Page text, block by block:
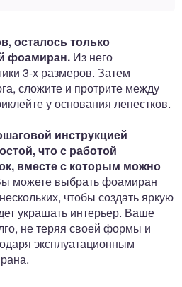
осталось только
фоамиран. Из него
3-х размеров. Затем
сложите и протрите между
у основания лепестков.
инструкцией
что с работой
вместе с которым можно
можете выбрать фоамиран
чтобы создать яркую
украшать интерьер. Ваше
не теряя своей формы и
эксплуатационным